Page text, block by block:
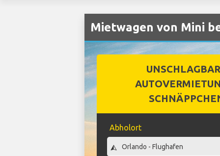
Mietwagen von Mini
Abholort